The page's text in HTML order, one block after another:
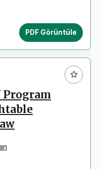
PDF Görüntüle
Program